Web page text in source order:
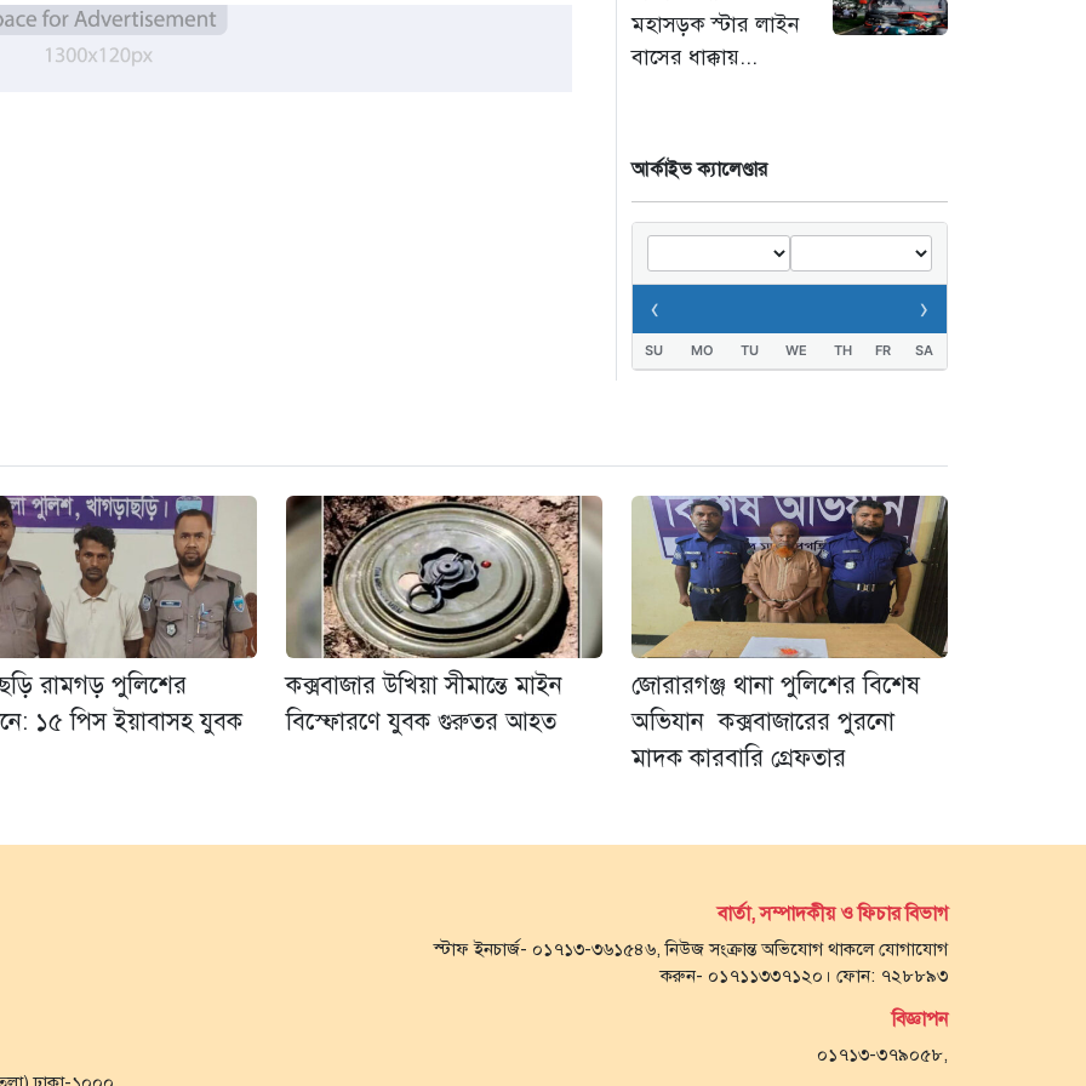
প্রধানমন্ত্রী: সমন্বিত
উদ্যোগের তাগিদ
১৪ ঘণ্টা আগে
মহাসড়ক স্টার লাইন
বাসের ধাক্কায়...
আর্কাইভ ক্যালেণ্ডার
‹ ›
SU MO TU WE TH FR SA
রামগড় পুলিশের
১৫ পিস ইয়াবাসহ যুবক
কক্সবাজার উখিয়া সীমান্তে মাইন
বিস্ফোরণে যুবক গুরুতর আহত
জোরারগঞ্জ থানা পুলিশের বিশেষ
অভিযান কক্সবাজারের পুরনো
মাদক কারবারি গ্রেফতার
বার্তা, সম্পাদকীয় ও ফিচার বিভাগ
স্টাফ ইনচার্জ- ০১৭১৩-৩৬১৫৪৬, নিউজ সংক্রান্ত অভিযোগ থাকলে যোগাযোগ
করুন- ০১৭১১৩৩৭১২০। ফোন: ৭২৮৮৯৩
বিজ্ঞাপন
০১৭১৩-৩৭৯০৫৮,